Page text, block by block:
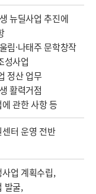
뉴딜사업 추진에
림·나태주 문학창작
성사업
정산 업무
활력거점
관한 사항 등
터 운영 전반
사업 계획수립,
발굴,